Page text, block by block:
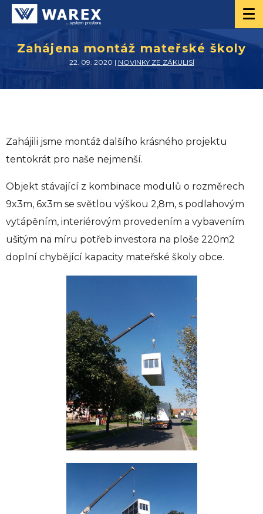
Zahájena montáž mateřské školy
22. 09. 2020 | NOVINKY ZE ZÁKULISÍ
Zahájili jsme montáž dalšího krásného projektu
tentokrát pro naše nejmenší.
Objekt stávající z kombinace modulů o rozměrech
9x3m, 6x3m se světlou výškou 2,8m, s podlahovým
vytápěním, interiérovým provedením a vybavením
ušitým na míru potřeb investora na ploše 220m2
doplní chybějící kapacity mateřské školy obce.